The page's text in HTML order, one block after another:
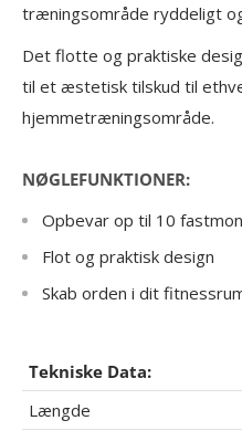
træningsområde ryddeligt
Det flotte og praktiske
til et æstetisk tilskud til
hjemmetræningsområde.
NØGLEFUNKTIONER:
Opbevar op til 10
Flot og praktisk design
Skab orden i dit
Tekniske Data:
Længde